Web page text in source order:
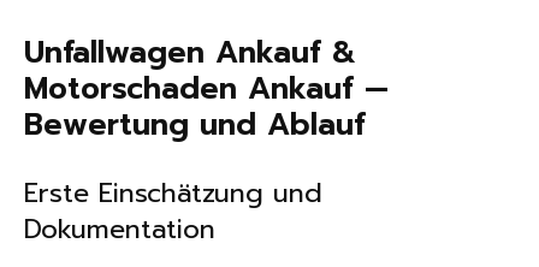
Unfallwagen Ankauf &
Motorschaden Ankauf —
Bewertung und Ablauf
Erste Einschätzung und
Dokumentation